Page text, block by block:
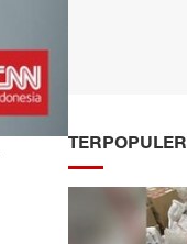
TERPOPULER